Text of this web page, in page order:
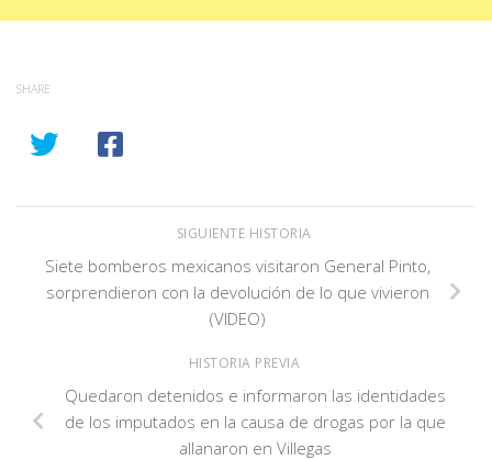
SHARE
SIGUIENTE HISTORIA
Siete bomberos mexicanos visitaron General Pinto,
sorprendieron con la devolución de lo que vivieron
(VIDEO)
HISTORIA PREVIA
Quedaron detenidos e informaron las identidades
de los imputados en la causa de drogas por la que
allanaron en Villegas